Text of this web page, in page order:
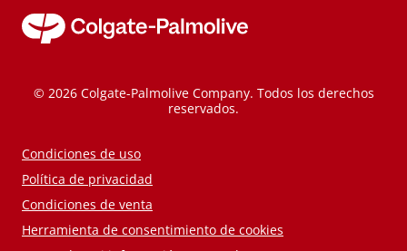
© 2026 Colgate-Palmolive Company. Todos los derechos
reservados.
Condiciones de uso
Política de privacidad
Condiciones de venta
Herramienta de consentimiento de cookies